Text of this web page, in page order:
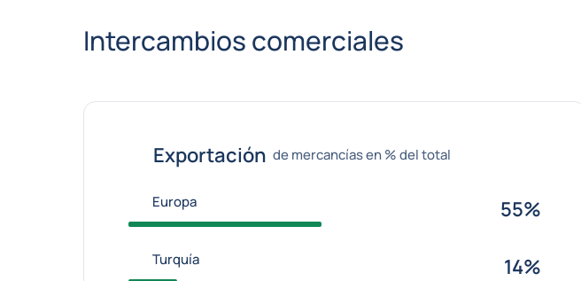
Intercambios comerciales
Exportación de mercancías en % del total
Europa 55%
Turquía 14%